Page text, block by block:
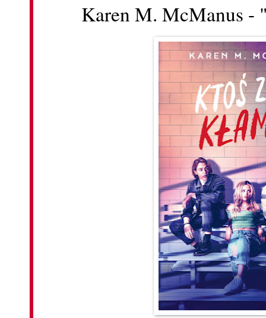
Karen M. McManus -